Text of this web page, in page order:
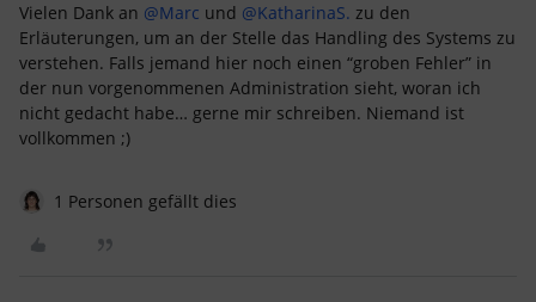
Vielen Dank an @Marc und @KatharinaS. zu den
Erläuterungen, um an der Stelle das Handling des Systems zu
verstehen. Falls jemand hier noch einen “groben Fehler” in
der nun vorgenommenen Administration sieht, woran ich
nicht gedacht habe… gerne mir schreiben. Niemand ist
vollkommen ;)
1 Personen gefällt dies